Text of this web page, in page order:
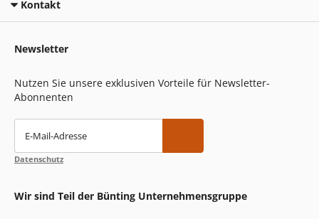
Kontakt
Newsletter
Nutzen Sie unsere exklusiven Vorteile für Newsletter-
Abonnenten
E-Mail-Adresse
Datenschutz
Wir sind Teil der Bünting Unternehmensgruppe